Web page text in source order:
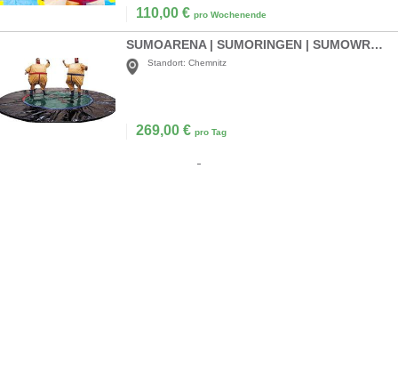
110,00 € pro Wochenende
SUMOARENA | SUMORINGEN | SUMOWRESTLING
Standort: Chemnitz
269,00 € pro Tag